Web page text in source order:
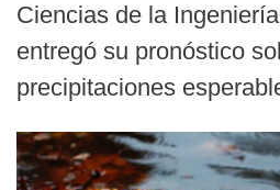
Ciencias de la
entregó su pronóstico
precipitaciones